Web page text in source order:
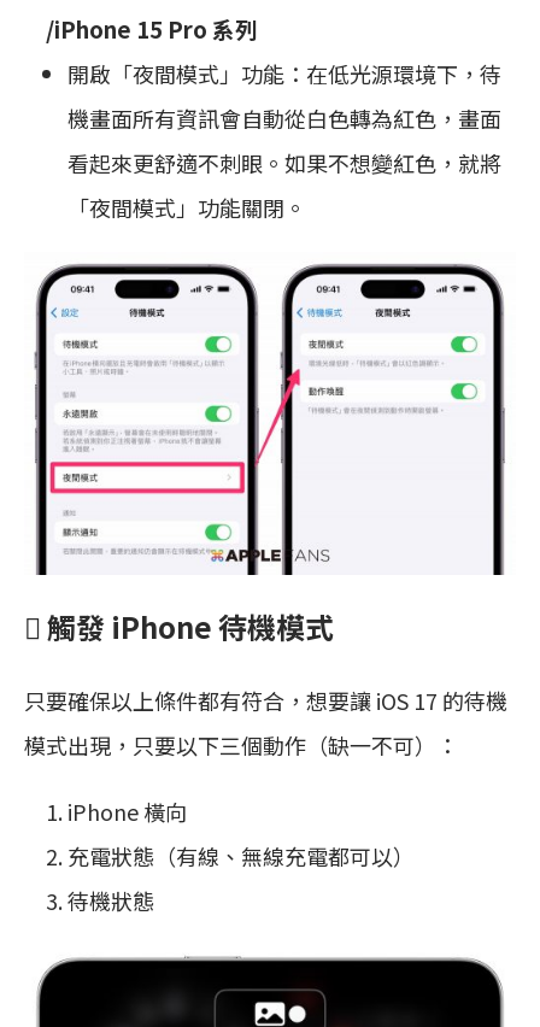
/iPhone 15 Pro 系列
開啟「夜間模式」功能：在低光源環境下，待
機畫面所有資訊會自動從白色轉為紅色，畫面
看起來更舒適不刺眼。如果不想變紅色，就將
「夜間模式」功能關閉。
 觸發 iPhone 待機模式
只要確保以上條件都有符合，想要讓 iOS 17 的待機
模式出現，只要以下三個動作（缺一不可）：
iPhone 橫向
充電狀態（有線、無線充電都可以）
待機狀態